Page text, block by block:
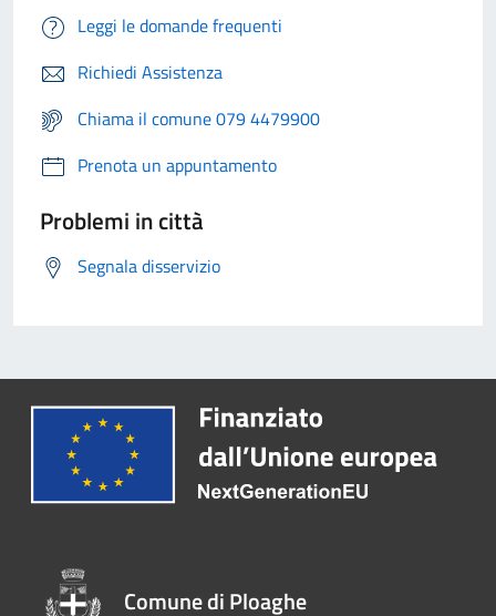
Leggi le domande frequenti
Richiedi Assistenza
Chiama il comune 079 4479900
Prenota un appuntamento
Problemi in città
Segnala disservizio
Comune di Ploaghe